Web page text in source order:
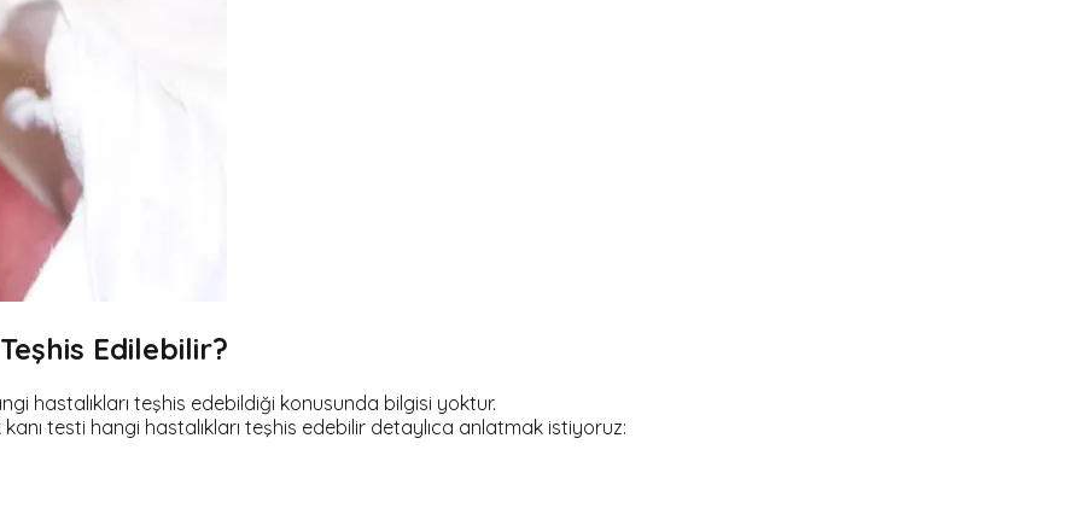
Edilebilir?
hastalıkları teşhis edebildiği konusunda bilgisi yoktur.
kanı testi hangi hastalıkları teşhis edebilir detaylıca anlatmak istiyoruz: